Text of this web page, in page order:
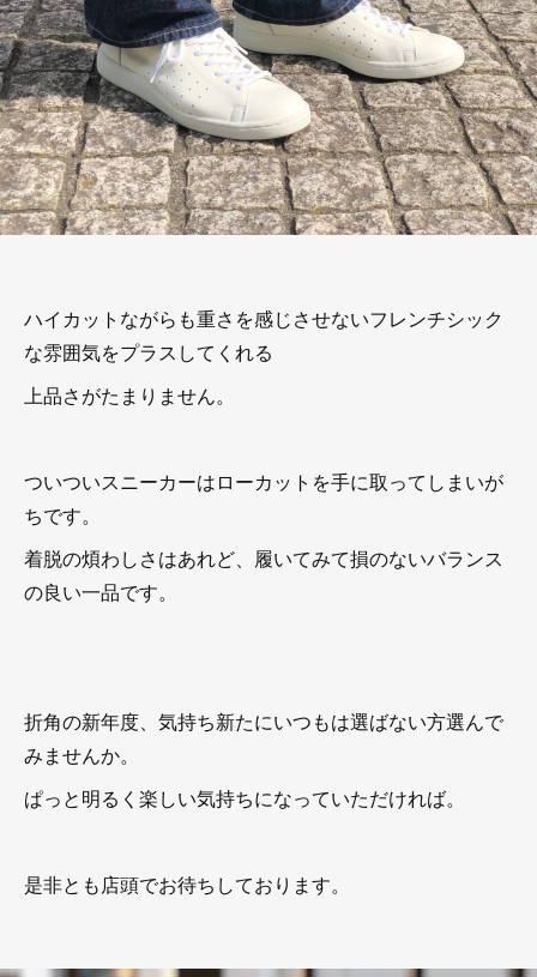
ハイカットながらも重さを感じさせないフレンチシック
な雰囲気をプラスしてくれる
上品さがたまりません。
ついついスニーカーはローカットを手に取ってしまいが
ちです。
着脱の煩わしさはあれど、履いてみて損のないバランス
の良い一品です。
折角の新年度、気持ち新たにいつもは選ばない方選んで
みませんか。
ぱっと明るく楽しい気持ちになっていただければ。
是非とも店頭でお待ちしております。